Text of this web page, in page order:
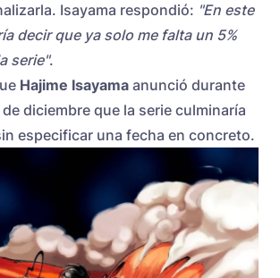
Isayama respondió: "En este
decir que ya solo me falta un 5%
serie".
Hajime Isayama anunció durante
diciembre que la serie culminaría
especificar una fecha en concreto.